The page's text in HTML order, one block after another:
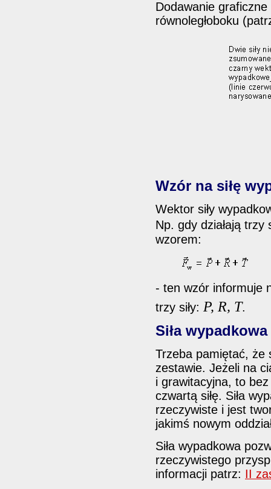
Dodawanie
równoległoboku
Wzór na siłę
Wektor siły
Np. gdy działają trzy
wzorem:
- ten wzór informuje
trzy siły: P, R, T.
Siła
Trzeba pamiętać, że
zestawie. Jeżeli na
i grawitacyjna, to bez
czwartą siłę. Siła
rzeczywiste i jest
jakimś nowym
Siła wypadkowa
rzeczywistego
informacji patrz: II